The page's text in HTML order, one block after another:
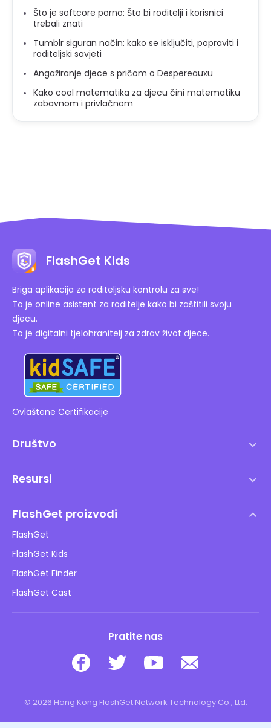
Što je softcore porno: Što bi roditelji i korisnici
trebali znati
Tumblr siguran način: kako se isključiti, popraviti i
roditeljski savjeti
Angažiranje djece s pričom o Despereauxu
Kako cool matematika za djecu čini matematiku
zabavnom i privlačnom
FlashGet Kids
Briga aplikacija za roditeljsku kontrolu za sve!
To je online asistent za roditelje kako bi zaštitili svoju
djecu.
To je digitalni tjelohranitelj za zdrav život djece.
Ovlaštene Certifikacije
Društvo
DMCA politika
Pravila o privatnosti
Pravila oglašavanja
Ne prodajte moje informacije
Resursi
Sigurnost djece online
Preuzimanje
FlashGet proizvodi
FlashGet
FlashGet Kids
FlashGet Finder
FlashGet Cast
Pratite nas
© 2026 Hong Kong FlashGet Network Technology Co., Ltd.